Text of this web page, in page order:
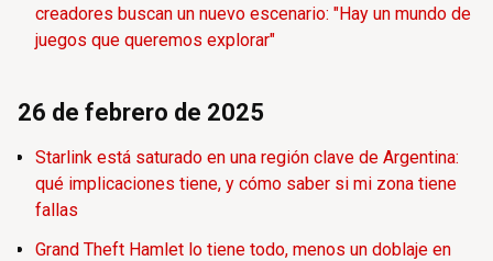
creadores buscan un nuevo escenario: "Hay un mundo de
juegos que queremos explorar"
26 de febrero de 2025
Starlink está saturado en una región clave de Argentina:
qué implicaciones tiene, y cómo saber si mi zona tiene
fallas
Grand Theft Hamlet lo tiene todo, menos un doblaje en